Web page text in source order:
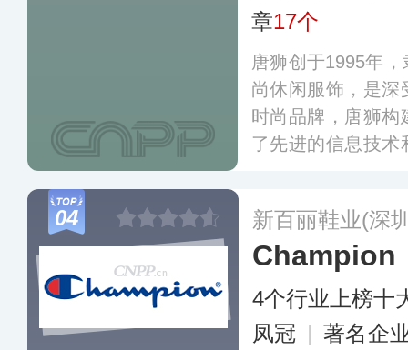
章17个
唐狮创于1995年
尚休闲服饰，是深
时尚品牌，唐狮
了先进的信息技
置。 更多
04 新百丽鞋业(深
Champion
4个行业上榜十
凤冠 | 著名企